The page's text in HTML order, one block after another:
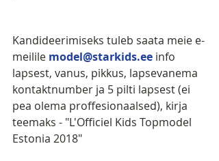
Kandideerimiseks tuleb saata meie e-
meilile model@starkids.ee info
lapsest, vanus, pikkus, lapsevanema
kontaktnumber ja 5 pilti lapsest (ei
pea olema proffesionaalsed), kirja
teemaks - "L'Officiel Kids Topmodel
Estonia 2018"